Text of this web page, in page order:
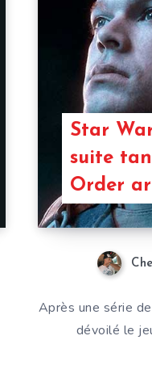
Star
suite
Order
Après une série
dévoilé le